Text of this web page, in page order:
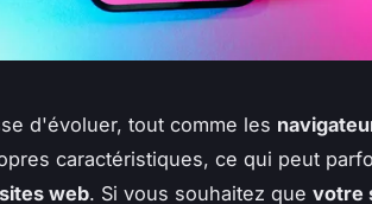
d'évoluer, tout comme les
caractéristiques, ce qui peut
sites web. Si vous souhaitez que votre